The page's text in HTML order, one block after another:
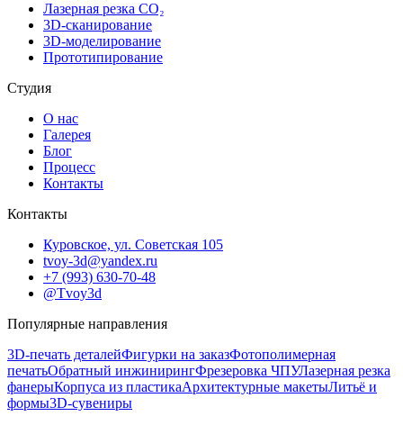
Лазерная резка CO₂
3D-сканирование
3D-моделирование
Прототипирование
Студия
О нас
Галерея
Блог
Процесс
Контакты
Контакты
Куровское, ул. Советская 105
tvoy-3d@yandex.ru
+7 (993) 630-70-48
@Tvoy3d
Популярные направления
3D-печать деталейФигурки на заказФотополимерная
печатьОбратный инжинирингФрезеровка ЧПУЛазерная резка
фанерыКорпуса из пластикаАрхитектурные макетыЛитьё и
формы3D-сувениры